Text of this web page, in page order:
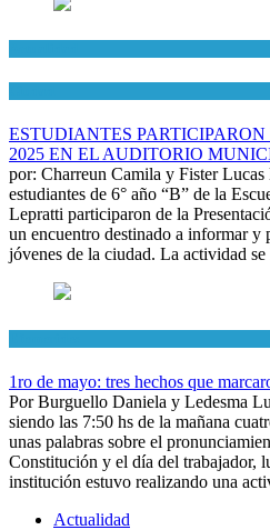
ESTUDIANTES
2025 EN EL AUDITORIO
por: Charreun Camila y Fister
estudiantes de 6° año “B” de la
Lepratti participaron de la
un encuentro destinado a informar y
jóvenes de la ciudad. La actividad
1ro de mayo: tres hechos que
Por Burguello Daniela y Ledesma
siendo las 7:50 hs de la mañana
unas palabras sobre el
Constitución y el día del trabajador,
institución estuvo realizando una
Actualidad